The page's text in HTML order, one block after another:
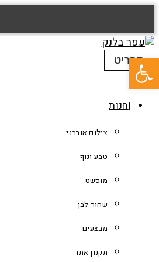
תפריט
חנות
צילום אורבני
טבע ונוף
מופשט
שחור-לבן
מבצעים
תקנון אתר
פתח סרגל נגישות